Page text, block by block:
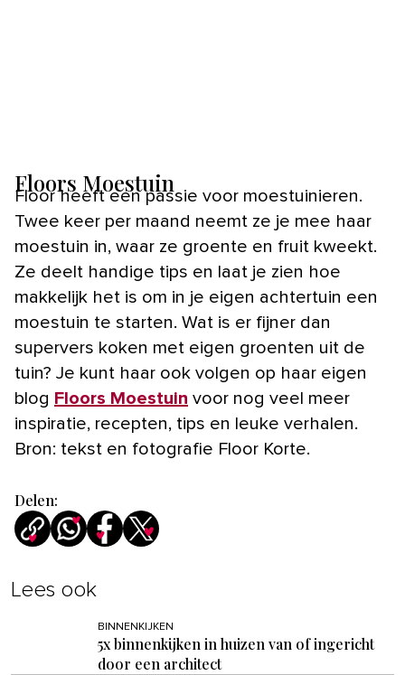
Floors Moestuin
Floor heeft een passie voor moestuinieren.
Twee keer per maand neemt ze je mee haar
moestuin in, waar ze groente en fruit kweekt.
Ze deelt handige tips en laat je zien hoe
makkelijk het is om in je eigen achtertuin een
moestuin te starten. Wat is er fijner dan
supervers koken met eigen groenten uit de
tuin? Je kunt haar ook volgen op haar eigen
blog Floors Moestuin voor nog veel meer
inspiratie, recepten, tips en leuke verhalen.
Bron: tekst en fotografie Floor Korte.
Delen:
Lees ook
BINNENKIJKEN
5x binnenkijken in huizen van of ingericht
door een architect